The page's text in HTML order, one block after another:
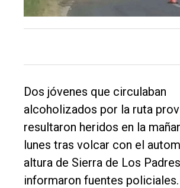
Política
Deportes
Fúnebres
Edición
Empresa
Dos jóvenes que circulaban
alcoholizados por la ruta
resultaron heridos en la
lunes tras volcar con el
altura de Sierra de Los
informaron fuentes policiales.